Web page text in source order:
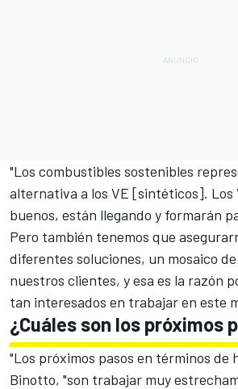
"Los combustibles sostenibles
alternativa a los VE [sintéticos]. Los
buenos, están llegando y formarán
Pero también tenemos que
diferentes soluciones, un mosaico
nuestros clientes, y esa es la razón
tan interesados en trabajar en este
¿Cuáles son los próximos
"Los próximos pasos en términos de
Binotto, "son trabajar muy